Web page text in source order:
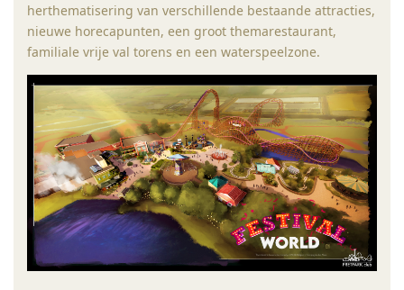
herthematisering van verschillende bestaande attracties,
nieuwe horecapunten, een groot themarestaurant,
familiale vrije val torens en een waterspeelzone.